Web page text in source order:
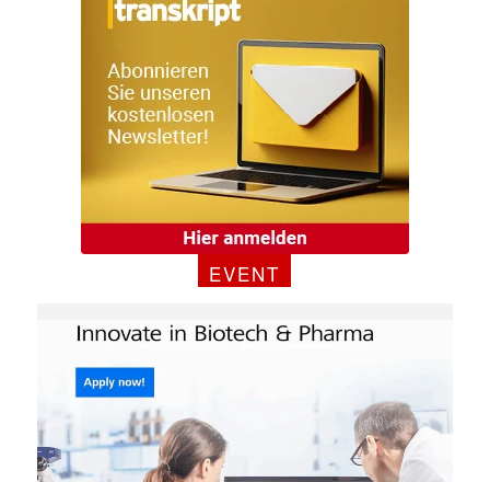
Mit dem |transkript-Newsletter
jede Woche aktuell informiert.
(erforderlich)
EVENT